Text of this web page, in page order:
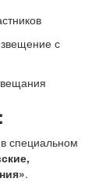
с
специальном
».